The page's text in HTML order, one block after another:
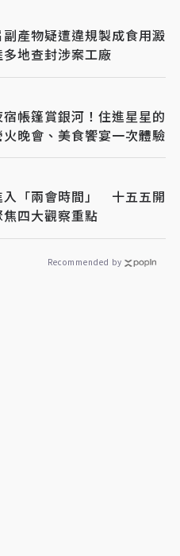
產物疑遭違規製成食用澱
地查封涉案工廠
帳篷賞銀河！住進星星的
晚會、美食饗宴一次體驗
入「兩會時間」 十五五開
四大觀察重點
Recommended by